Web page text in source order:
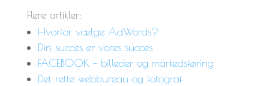
Flere artikler:
Hvorfor vælge AdWords?
Din succes er vores succes
FACEBOOK – billeder og markedsføring
Det rette webbureau og fotograf